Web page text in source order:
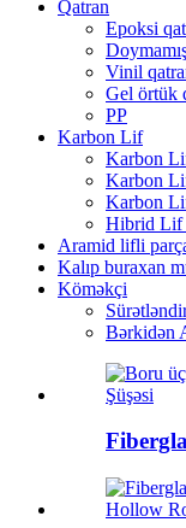
Qatran
Epoksi
Vinil
Gel örtük
PP
Karbon Lif
Karbon
Karbon
Karbon
Hibrid Lif
Aramid lifli
Kalıp buraxan
Köməkçi
Bərkidən